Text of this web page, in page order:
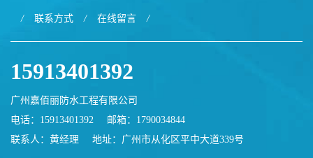
/ 联系方式 / 在线留言 /
15913401392
广州嘉佰丽防水工程有限公司
电话：15913401392
邮箱： 1790034844
联系人：黄经理
地址：广州市从化区平中大道339号